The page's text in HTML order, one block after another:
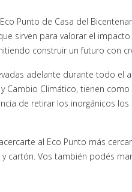
Punto de Casa del
sirven para valorar el
construir un futuro con
adelante durante todo el
Cambio Climático, tienen
de retirar los inorgánicos
al Eco Punto más
cartón. Vos también podés